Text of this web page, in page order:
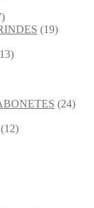
(19)
(24)
(12)